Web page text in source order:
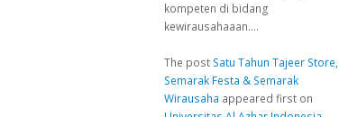
kompeten di bidang
kewirausahaaan.…
The post Satu Tahun Tajeer Store,
Semarak Festa & Semarak
Wirausaha appeared first on